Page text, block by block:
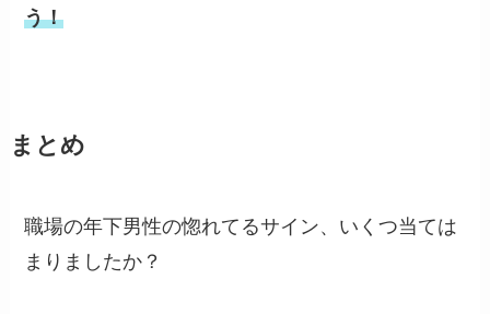
う！
まとめ
職場の年下男性の惚れてるサイン、いくつ当ては
まりましたか？